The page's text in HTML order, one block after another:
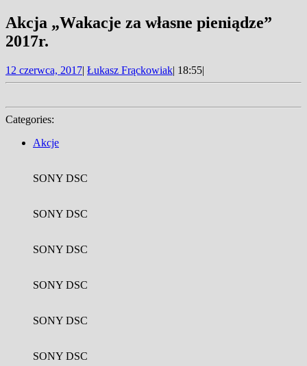
FACEBOOK
TWITTER
CLOSE
MENU
Akcja „Wakacje za własne pieniądze”
2017r.
12 czerwca, 201712
czerwca,
| Łukasz Frąckowiak| 18:55|
Categories:
Akcje
SONY DSC
SONY DSC
SONY DSC
SONY DSC
SONY DSC
SONY DSC